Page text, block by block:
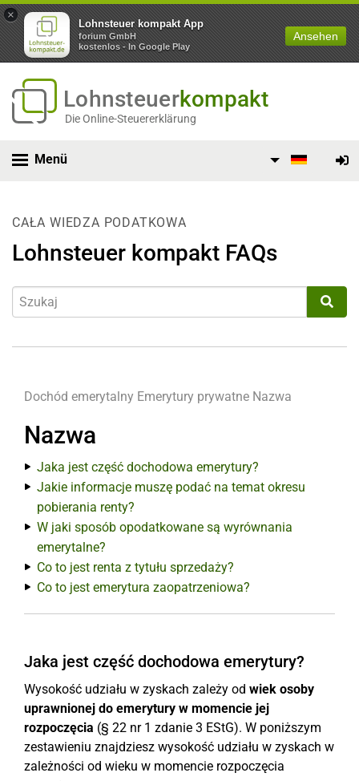
×
Lohnsteuer kompakt App
forium GmbH
kostenlos - In Google Play
Ansehen
Lohnsteuerkompakt
Die Online-Steuererklärung
Menü
CAŁA WIEDZA PODATKOWA
Lohnsteuer kompakt FAQs
Dochód emerytalny Emerytury prywatne Nazwa
Nazwa
Jaka jest część dochodowa emerytury?
Jakie informacje muszę podać na temat okresu
pobierania renty?
W jaki sposób opodatkowane są wyrównania
emerytalne?
Co to jest renta z tytułu sprzedaży?
Co to jest emerytura zaopatrzeniowa?
Jaka jest część dochodowa emerytury?
Wysokość udziału w zyskach zależy od wiek osoby
uprawnionej do emerytury w momencie jej
rozpoczęcia (§ 22 nr 1 zdanie 3 EStG). W poniższym
zestawieniu znajdziesz wysokość udziału w zyskach w
zależności od wieku w momencie rozpoczęcia